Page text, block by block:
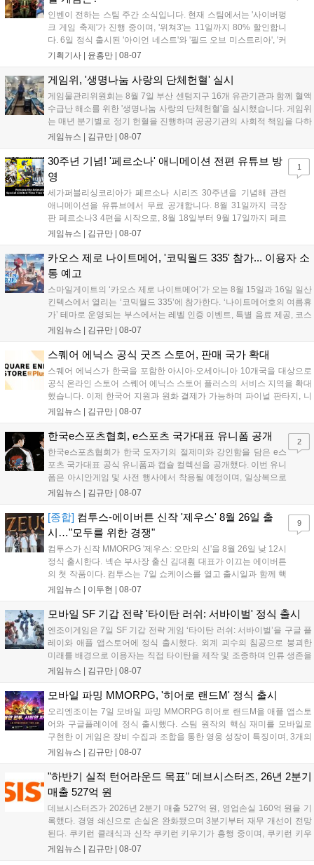
인벤이 전하는 스팀 주간 소식입니다. 현재 스팀에서는 '사이버펑
크 게임 축제'가 진행 중이며, '위쳐3'는 11일까지 80% 할인합니
다. 6일 정식 출시된 '아이언 네스트'와 '필드 오브 미스트리아', '커
세어 코브'가 호평받고 있습니다. 한편, 7일 출시된 '마블 투혼'은
다. 유비소프트의 '고스트리콘: 와일드랜드'는 7년 만의 대규모 업
기획기사 | 윤홍만 | 08-07
게임위, '생명나눔 사랑의 단체헌혈' 실시
게임물관리위원회는 8월 7일 부산 센텀지구 16개 유관기관과 함께 혈액
수급난 해소를 위한 '생명나눔 사랑의 단체헌혈'을 실시했습니다. 게임위
는 매년 분기별로 정기 헌혈을 진행하며 공공기관의 사회적 책임을 다하
고 있으며, 이번 행사에는 영화진흥위원회 등 14개 기관 임직원이 동참
따뜻한 실천에 참여한 모든 임직원에게 감사의 뜻을 전하며 헌혈 문화
확산에 앞장섰습니다....
게임뉴스 | 김규만 | 08-07
30주년 기념! '페르소나' 애니메이션 전편 유튜브 방
영
세가퍼블리싱코리아가 페르소나 시리즈 30주년을 기념해 관련
애니메이션을 유튜브에서 무료 공개합니다. 8월 31일까지 극장
판 페르소나3 4편을 시작으로, 8월 18일부터 9월 17일까지 페르
소나4 더 골든 12화, 9월 15일부터 10월 14일까지 페르소나5 시
시지를 모집하며, 선정된 내용은 기념 영상 및 대형 전광판에 소
개될 예정입니다....
게임뉴스 | 김규만 | 08-07
1
카오스 제로 나이트메어, '코믹월드 335' 참가... 이용자 소
통 예고
스마일게이트의 ‘카오스 제로 나이트메어’가 오는 8월 15일과 16일 일산
킨텍스에서 열리는 ‘코믹월드 335’에 참가한다. ‘나이트메어호의 여름휴
가’ 테마로 운영되는 부스에서는 레벨 인증 이벤트, 특별 음료 제공, 코스
프레 모델 포토존 등 다채로운 행사가 진행된다. 유명 코스어 7인이 캐릭
세한 정보는 공식 커뮤니티에서 확인 가능하다....
게임뉴스 | 김규만 | 08-07
스퀘어 에닉스 공식 굿즈 스토어, 판매 국가 확대
스퀘어 에닉스가 한국을 포함한 아시아·오세아니아 10개국을 대상으로
공식 온라인 스토어 스퀘어 에닉스 스토어 플러스의 서비스 지역을 확대
했습니다. 이제 한국어 지원과 원화 결제가 가능하며 파이널 판타지, 니
어 등 주요 게임의 피규어, 굿즈를 구매할 수 있습니다. 신상품이 순차적
용 가능합니다....
게임뉴스 | 김규만 | 08-07
한국e스포츠협회, e스포츠 국가대표 유니폼 공개
한국e스포츠협회가 한국 도자기의 절제미와 강인함을 담은 e스
포츠 국가대표 공식 유니폼과 캡슐 컬렉션을 공개했다. 이번 유니
폼은 아시안게임 및 사전 행사에서 착용될 예정이며, 일상복으로
구성된 컬렉션은 오는 8월 28일부터 골스튜디오 공식 홈페이지
서는 대회 규정에 따라 별도의 유니폼을 착용할 계획이다....
게임뉴스 | 김규만 | 08-07
2
[종합] 컴투스-에이버튼 신작 '제우스' 8월 26일 출
시…"모두를 위한 경쟁"
컴투스가 신작 MMORPG '제우스: 오만의 신'을 8월 26일 낮 12시
정식 출시한다. 넥슨 부사장 출신 김대훤 대표가 이끄는 에이버튼
의 첫 작품이다. 컴투스는 7일 쇼케이스를 열고 출시일과 함께 핵
심 콘텐츠, 유료화 정책, 운영 방향을 공개했다. 캐릭터명 선점은
의 오만으로 균열이...
게임뉴스 | 이두현 | 08-07
9
모바일 SF 기갑 전략 '타이탄 러쉬: 서바이벌' 정식 출시
엔조이게임은 7일 SF 기갑 전략 게임 ‘타이탄 러쉬: 서바이벌’을 구글 플
레이와 애플 앱스토어에 정식 출시했다. 외계 괴수의 침공으로 붕괴한
미래를 배경으로 이용자는 직접 타이탄을 제작 및 조종하며 인류 생존을
위한 전투를 펼친다. 지휘관 모집, 피난처 운영, 연맹 협동 콘텐츠가 특징
지원 보상을 제공한다. 상세 내용은 공식 커뮤니티에서 확인 가능하다....
게임뉴스 | 김규만 | 08-07
모바일 파밍 MMORPG, '히어로 랜드M' 정식 출시
오리엔조이는 7일 모바일 파밍 MMORPG 히어로 랜드M을 애플 앱스토
어와 구글플레이에 정식 출시했다. 스팀 원작의 핵심 재미를 모바일로
구현한 이 게임은 장비 수집과 조합을 통한 영웅 성장이 특징이며, 3개의
무기 스킬을 활용한 전략적 전투와 길드전 등 다양한 콘텐츠를 제공한
혜택을 지급하며, 상세 내용은 공식 라운지에서 확인할 수 있다. 이용자
는 게임 접속 및 주요 콘텐츠 플레이를 통해 성장을 지원받을 수 있다....
게임뉴스 | 김규만 | 08-07
"하반기 실적 턴어라운드 목표" 데브시스터즈, 26년 2분기
매출 527억 원
데브시스터즈가 2026년 2분기 매출 527억 원, 영업손실 160억 원을 기
록했다. 경영 쇄신으로 손실은 완화됐으며 3분기부터 재무 개선이 전망
된다. 쿠키런 클래식과 신작 쿠키런 키우기가 흥행 중이며, 쿠키런 키우
기는 13일 첫 업데이트를 시작으로 2주 간격의 콘텐츠를 제공한다. 또한
게임뉴스 | 김규만 | 08-07